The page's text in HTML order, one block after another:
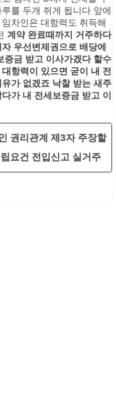
를 두개 쥐게 됩니다 앞에
차인은 대항력도 취득해
계약 완료때까지 거주하다
우선변제권으로 배당에
증금 받고 이사가겠다 할수
항력이 있으면 굳이 내 전
가 없겠죠 낙찰 받는 새주
가 내 전세보증금 받고 이
권리관계 제3자 주장할
요건 전입신고 실거주